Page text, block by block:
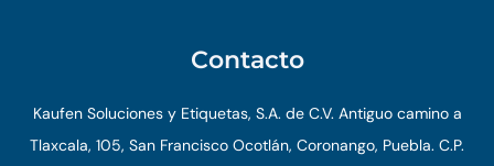
Contacto
Kaufen Soluciones y Etiquetas, S.A. de C.V. Antiguo camino a
Tlaxcala, 105, San Francisco Ocotlán, Coronango, Puebla. C.P.